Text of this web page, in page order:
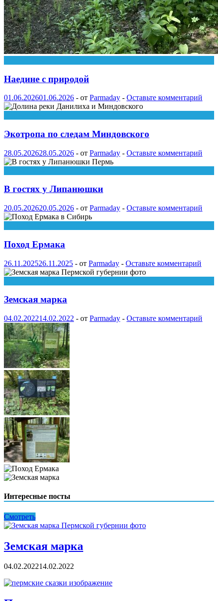
Наедине с природой
01.06.202601.06.2026 - от Parmaday - Оставьте комментарий
Экотропа по следам Миндовского
28.05.202628.05.2026 - от Parmaday - Оставьте комментарий
В гостях у Липанюшки
20.05.202620.05.2026 - от Parmaday - Оставьте комментарий
Поход Ермака
26.11.202526.11.2025 - от Parmaday - Оставьте комментарий
Земская марка
04.02.202214.02.2022 - от Parmaday - Оставьте комментарий
Интересные посты
Смотреть
Земская марка
04.02.202214.02.2022